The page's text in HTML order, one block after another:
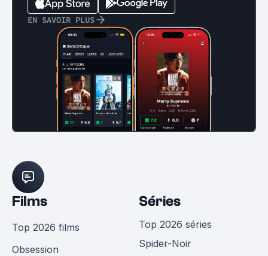
EN SAVOIR PLUS
Films
Top 2026 films
Obsession
Séries
Top 2026 séries
Spider-Noir